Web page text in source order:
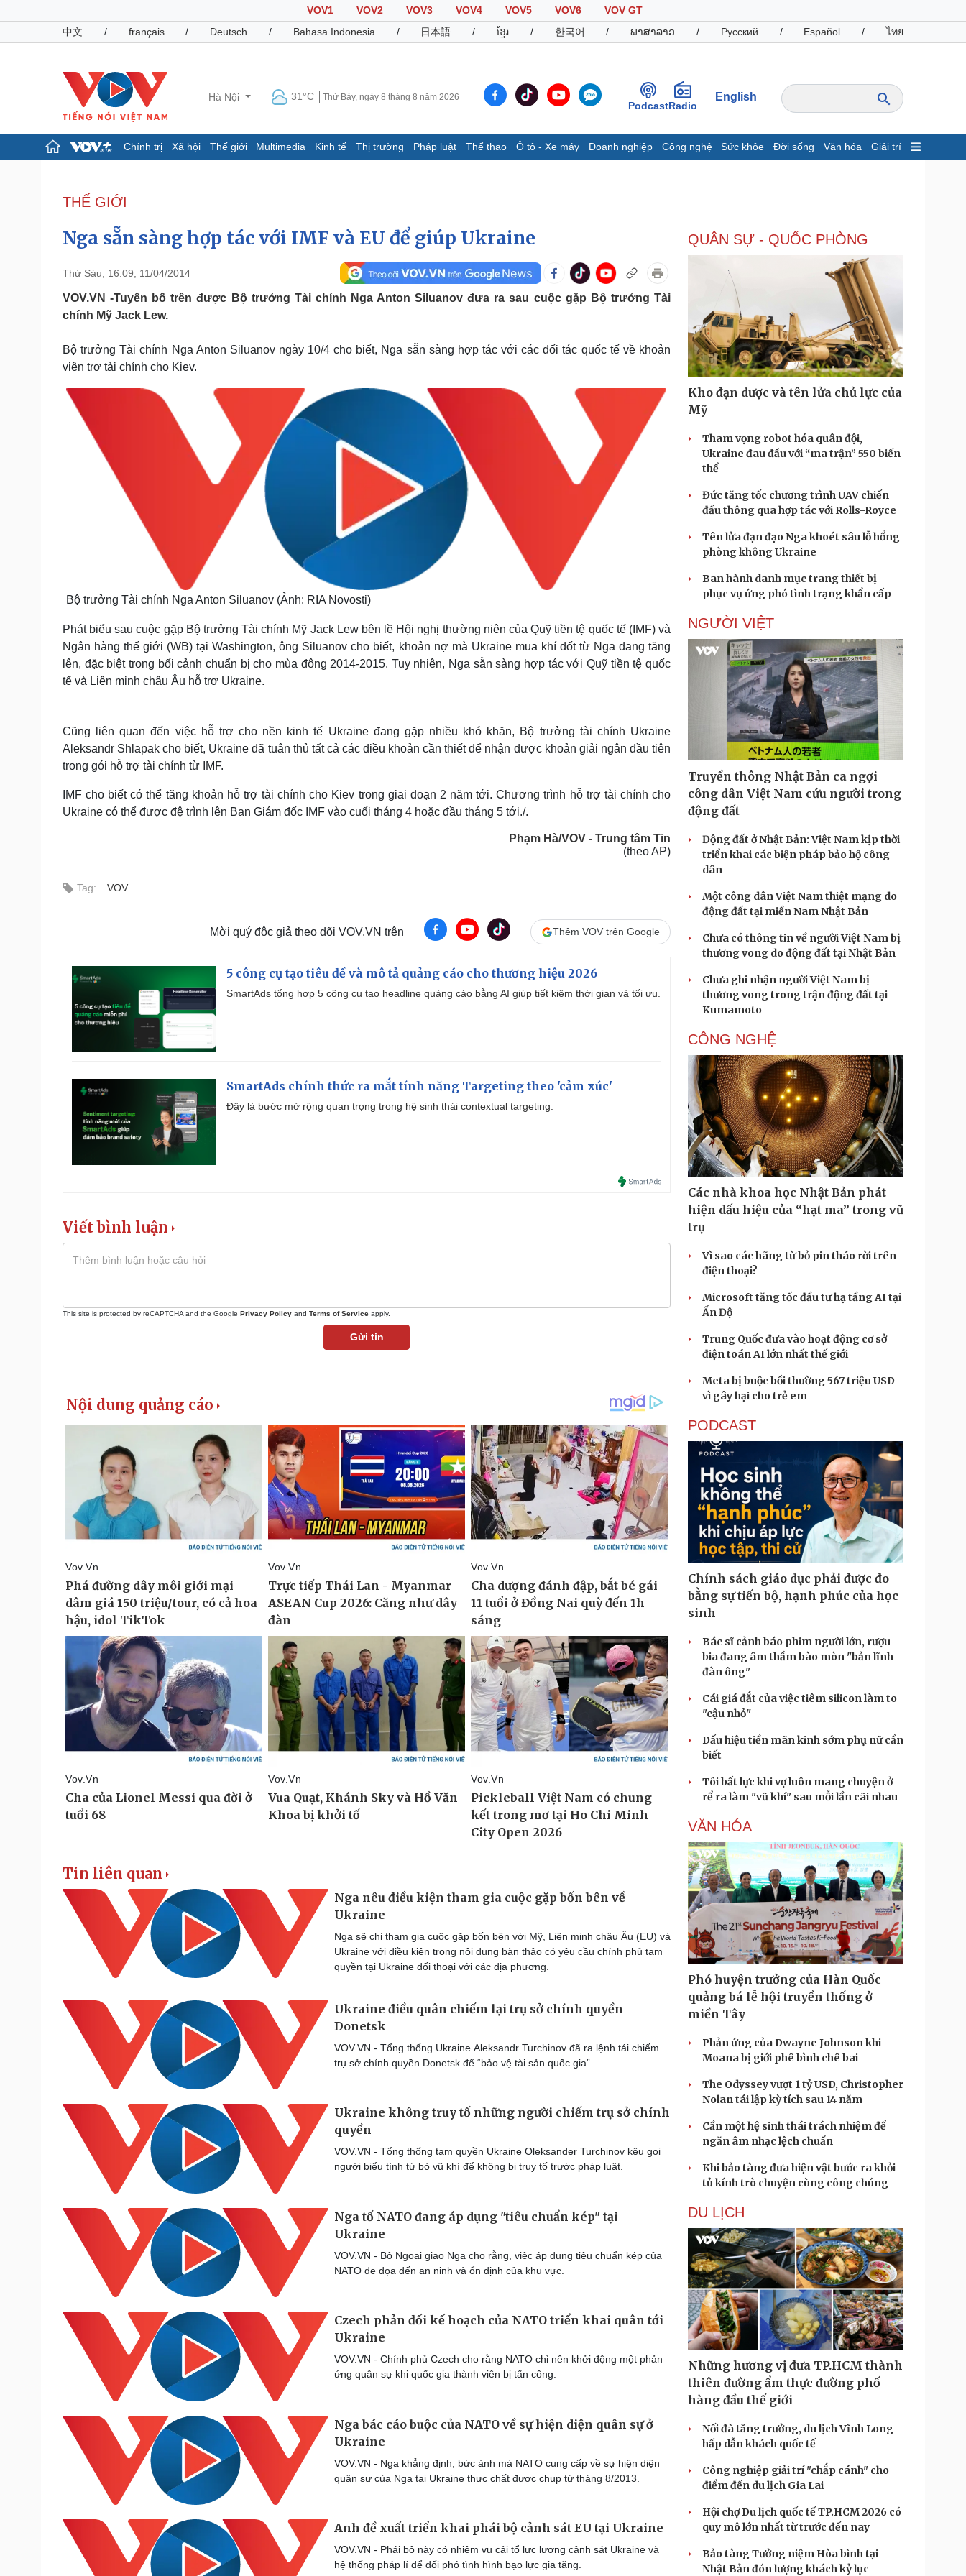
VOV1 VOV2 VOV3 VOV4 VOV5 VOV6
VOV GT
中文
/ français / Deutsch / Bahasa Indonesia / 日本語 / ខ្មែរ / 한국어 / ພາສາລາວ / Русский / Español / ไทย
Hà Nội 31°C Thứ Bảy, ngày 8 tháng 8 năm 2026
PodcastRadio
English
Chính trị Xã hội Thế giới Multimedia Kinh tế Thị trường Pháp luật Thể thao Ô tô - Xe máy Doanh nghiệp Công nghệ Sức khỏe Đời sống Văn hóa Giải trí
Đảng
Tổ chức nhân sự
Nhận diện sự thật
Dấu ấn VOV
Infographic
Chứng khoán
Pháp luật
Vụ án
Tư vấn luật
Quân sự - Quốc phòng
Phân tích
Thể thao
Thế giới thể thao
Ô tô - Xe máy
Tư vấn
Doanh nghiệp
Thông tin doanh nghiệp
Doanh nghiệp 24h
Doanh nhân
Vì cộng đồng
Sành điệu
Tin Công nghệ
Trải nghiệm
Chuyển đổi số
Sức khỏe
Dinh dưỡng - món ngon
Cây thuốc
Sản phụ khoa
Nhi khoa
Làm đẹp - giảm cân
Phòng mạch online
Ăn sạch sống khỏe
Đời sống
Nhà đẹp
Tình yêu - Gia đình
Sân khấu - Điện ảnh
Âm nhạc
Di sản
Giải trí
Thời trang
Du lịch
Tư vấn
Săn Tour
Podcast
Đọc truyện đêm khuya
Cửa sổ tình yêu
THẾ GIỚI
Nga sẵn sàng hợp tác với IMF và EU để giúp Ukraine
Thứ Sáu, 16:09, 11/04/2014
VOV.VN -Tuyên bố trên được Bộ trưởng Tài chính Nga Anton Siluanov đưa ra sau cuộc gặp Bộ trưởng Tài
chính Mỹ Jack Lew.
Bộ trưởng Tài chính Nga Anton Siluanov ngày 10/4 cho biết, Nga sẵn sàng hợp tác với các đối tác quốc tế về khoản
viện trợ tài chính cho Kiev.
Bộ trưởng Tài chính Nga Anton Siluanov (Ảnh: RIA Novosti)
Phát biểu sau cuộc gặp Bộ trưởng Tài chính Mỹ Jack Lew bên lề Hội nghị thường niên của Quỹ tiền tệ quốc tế (IMF) và
Ngân hàng thế giới (WB) tại Washington, ông Siluanov cho biết, khoản nợ mà Ukraine mua khí đốt từ Nga đang tăng
lên, đặc biệt trong bối cảnh chuẩn bị cho mùa đông 2014-2015. Tuy nhiên, Nga sẵn sàng hợp tác với Quỹ tiền tệ quốc
tế và Liên minh châu Âu hỗ trợ Ukraine.
Cũng liên quan đến việc hỗ trợ cho nền kinh tế Ukraine đang gặp nhiều khó khăn, Bộ trưởng tài chính Ukraine
Aleksandr Shlapak cho biết, Ukraine đã tuân thủ tất cả các điều khoản cần thiết để nhận được khoản giải ngân đầu tiên
trong gói hỗ trợ tài chính từ IMF.
IMF cho biết có thể tăng khoản hỗ trợ tài chính cho Kiev trong giai đoạn 2 năm tới. Chương trình hỗ trợ tài chính cho
Ukraine có thể được đệ trình lên Ban Giám đốc IMF vào cuối tháng 4 hoặc đầu tháng 5 tới./.
Phạm Hà/VOV - Trung tâm Tin
(theo AP)
Tag: VOV
Mời quý độc giả theo dõi VOV.VN trên Thêm VOV trên Google
5 công cụ tạo tiêu đề và mô tả quảng cáo cho thương hiệu 2026
SmartAds tổng hợp 5 công cụ tạo headline quảng cáo bằng AI giúp tiết kiệm thời gian và tối ưu.
SmartAds chính thức ra mắt tính năng Targeting theo 'cảm xúc'
Đây là bước mở rộng quan trọng trong hệ sinh thái contextual targeting.
Viết bình luận
This site is protected by reCAPTCHA and the Google Privacy Policy and Terms of Service apply.
Gửi tin
Tin liên quan
Nga nêu điều kiện tham gia cuộc gặp bốn bên về
Ukraine
Nga sẽ chỉ tham gia cuộc gặp bốn bên với Mỹ, Liên minh châu Âu (EU) và
Ukraine với điều kiện trong nội dung bàn thảo có yêu cầu chính phủ tạm
quyền tại Ukraine đối thoại với các địa phương.
Ukraine điều quân chiếm lại trụ sở chính quyền
Donetsk
VOV.VN - Tổng thống Ukraine Aleksandr Turchinov đã ra lệnh tái chiếm
trụ sở chính quyền Donetsk để “bảo vệ tài sản quốc gia”.
Ukraine không truy tố những người chiếm trụ sở chính
quyền
VOV.VN - Tổng thống tạm quyền Ukraine Oleksander Turchinov kêu gọi
người biểu tình từ bỏ vũ khí để không bị truy tố trước pháp luật.
Nga tố NATO đang áp dụng "tiêu chuẩn kép" tại
Ukraine
VOV.VN - Bộ Ngoại giao Nga cho rằng, việc áp dụng tiêu chuẩn kép của
NATO đe dọa đến an ninh và ổn định của khu vực.
Czech phản đối kế hoạch của NATO triển khai quân tới
Ukraine
VOV.VN - Chính phủ Czech cho rằng NATO chỉ nên khởi động một phản
ứng quân sự khi quốc gia thành viên bị tấn công.
Nga bác cáo buộc của NATO về sự hiện diện quân sự ở
Ukraine
VOV.VN - Nga khẳng định, bức ảnh mà NATO cung cấp về sự hiện diện
quân sự của Nga tại Ukraine thực chất được chụp từ tháng 8/2013.
Anh đề xuất triển khai phái bộ cảnh sát EU tại Ukraine
VOV.VN - Phái bộ này có nhiệm vụ cải tổ lực lượng cảnh sát Ukraine và
hệ thống pháp lí để đối phó tình hình bạo lực gia tăng.
QUÂN SỰ - QUỐC PHÒNG
Kho đạn dược và tên lửa chủ lực của
Mỹ
Tham vọng robot hóa quân đội,
Ukraine đau đầu với “ma trận” 550 biến
thể
Đức tăng tốc chương trình UAV chiến
đấu thông qua hợp tác với Rolls-Royce
Tên lửa đạn đạo Nga khoét sâu lỗ hổng
phòng không Ukraine
Ban hành danh mục trang thiết bị
phục vụ ứng phó tình trạng khẩn cấp
NGƯỜI VIỆT
Truyền thông Nhật Bản ca ngợi
công dân Việt Nam cứu người trong
động đất
Động đất ở Nhật Bản: Việt Nam kịp thời
triển khai các biện pháp bảo hộ công
dân
Một công dân Việt Nam thiệt mạng do
động đất tại miền Nam Nhật Bản
Chưa có thông tin về người Việt Nam bị
thương vong do động đất tại Nhật Bản
Chưa ghi nhận người Việt Nam bị
thương vong trong trận động đất tại
Kumamoto
CÔNG NGHỆ
Các nhà khoa học Nhật Bản phát
hiện dấu hiệu của “hạt ma” trong vũ
trụ
Vì sao các hãng từ bỏ pin tháo rời trên
điện thoại?
Microsoft tăng tốc đầu tư hạ tầng AI tại
Ấn Độ
Trung Quốc đưa vào hoạt động cơ sở
điện toán AI lớn nhất thế giới
Meta bị buộc bồi thường 567 triệu USD
vì gây hại cho trẻ em
PODCAST
Chính sách giáo dục phải được đo
bằng sự tiến bộ, hạnh phúc của học
sinh
Bác sĩ cảnh báo phim người lớn, rượu
bia đang âm thầm bào mòn "bản lĩnh
đàn ông"
Cái giá đắt của việc tiêm silicon làm to
"cậu nhỏ"
Dấu hiệu tiền mãn kinh sớm phụ nữ cần
biết
Tôi bất lực khi vợ luôn mang chuyện ở
rể ra làm "vũ khí" sau mỗi lần cãi nhau
VĂN HÓA
Phó huyện trưởng của Hàn Quốc
quảng bá lễ hội truyền thống ở
miền Tây
Phản ứng của Dwayne Johnson khi
Moana bị giới phê bình chê bai
The Odyssey vượt 1 tỷ USD, Christopher
Nolan tái lập kỳ tích sau 14 năm
Cần một hệ sinh thái trách nhiệm để
ngăn âm nhạc lệch chuẩn
Khi bảo tàng đưa hiện vật bước ra khỏi
tủ kính trò chuyện cùng công chúng
DU LỊCH
Những hương vị đưa TP.HCM thành
thiên đường ẩm thực đường phố
hàng đầu thế giới
Nối đà tăng trưởng, du lịch Vĩnh Long
hấp dẫn khách quốc tế
Công nghiệp giải trí "chắp cánh" cho
điểm đến du lịch Gia Lai
Hội chợ Du lịch quốc tế TP.HCM 2026 có
quy mô lớn nhất từ trước đến nay
Bảo tàng Tưởng niệm Hòa bình tại
Nhật Bản đón lượng khách kỷ lục